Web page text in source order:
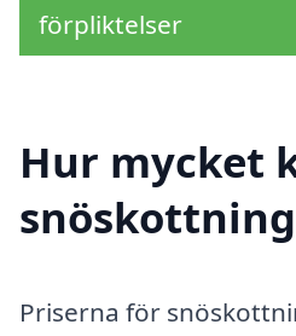
förpliktelser
Hur mycket
Priserna för